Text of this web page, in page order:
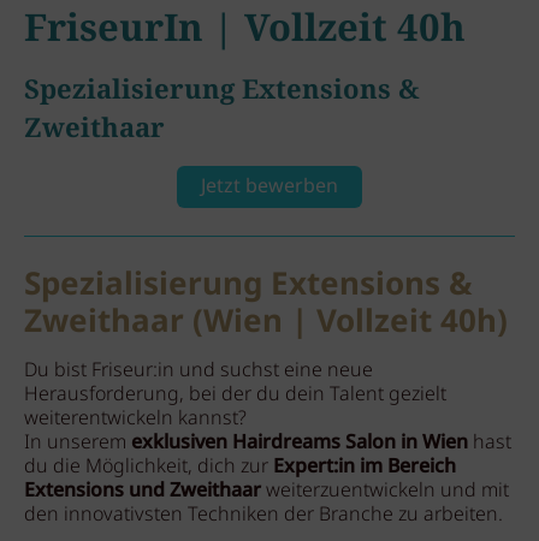
FriseurIn | Vollzeit 40h
Spezialisierung Extensions &
Zweithaar
Jetzt bewerben
Spezialisierung Extensions &
Zweithaar (Wien | Vollzeit 40h)
Du bist Friseur:in und suchst eine neue
Herausforderung, bei der du dein Talent gezielt
weiterentwickeln kannst?
In unserem exklusiven Hairdreams Salon in Wien hast
du die Möglichkeit, dich zur Expert:in im Bereich
Extensions und Zweithaarweiterzuentwickeln und mit
den innovativsten Techniken der Branche zu arbeiten.